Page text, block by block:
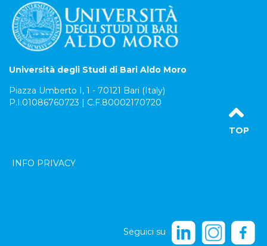
Università degli Studi di Bari Aldo Moro
Piazza Umberto I, 1 - 70121 Bari (Italy)
P.I.01086760723 | C.F.80002170720
TOP
INFO PRIVACY
Seguici su